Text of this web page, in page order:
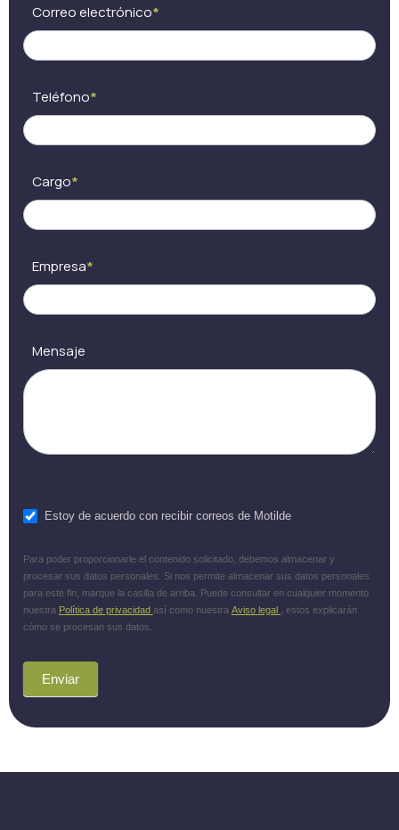
Correo electrónico*
Teléfono*
Cargo*
Empresa*
Mensaje
Estoy de acuerdo con recibir correos de Motilde
Para poder proporcionarle el contenido solicitado, debemos almacenar y
procesar sus datos personales. Si nos permite almacenar sus datos personales
para este fin, marque la casilla de arriba. Puede consultar en cualquier momento
nuestra Política de privacidad así como nuestra Aviso legal
, estos explicarán
cómo se procesan sus datos.
Enviar